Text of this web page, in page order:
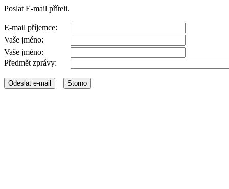
Poslat E-mail příteli.
E-mail příjemce:
Vaše jméno:
Vaše jméno:
Předmět zprávy: